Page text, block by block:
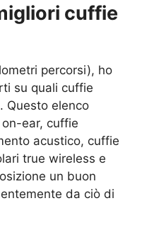
cuffie
percorsi), ho
su quali cuffie
Questo elenco
ear, cuffie
acustico, cuffie
true wireless e
un buon
da ciò di